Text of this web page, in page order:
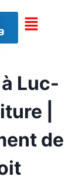
Luc-
|
de